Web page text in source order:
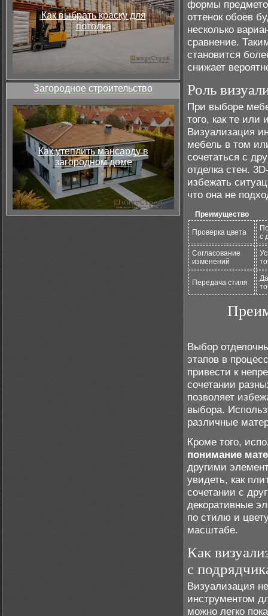
Как выбрать краску для
потолка
Загородное строительство
Как утеплить мансарду в
загородном доме
формы
оттенок обоев
несколько
сравнение.
становится
снижает
Роль
При выборе
того, как те или
Визуализация
мебель в том
сочетаться с
отделка стен.
избежать
что она не
Преимущество
Проверка цвета
с
Согласование
изменений
Передача стиля
Выбор
этапов в
привести к
сочетании
позволяет
выбора.
различные
Кроме того,
понимание
другими
увидеть, как
сочетании с
декоративные
по стилю и
масштабе.
Как
с
Визуализация
инструментом
можно легко